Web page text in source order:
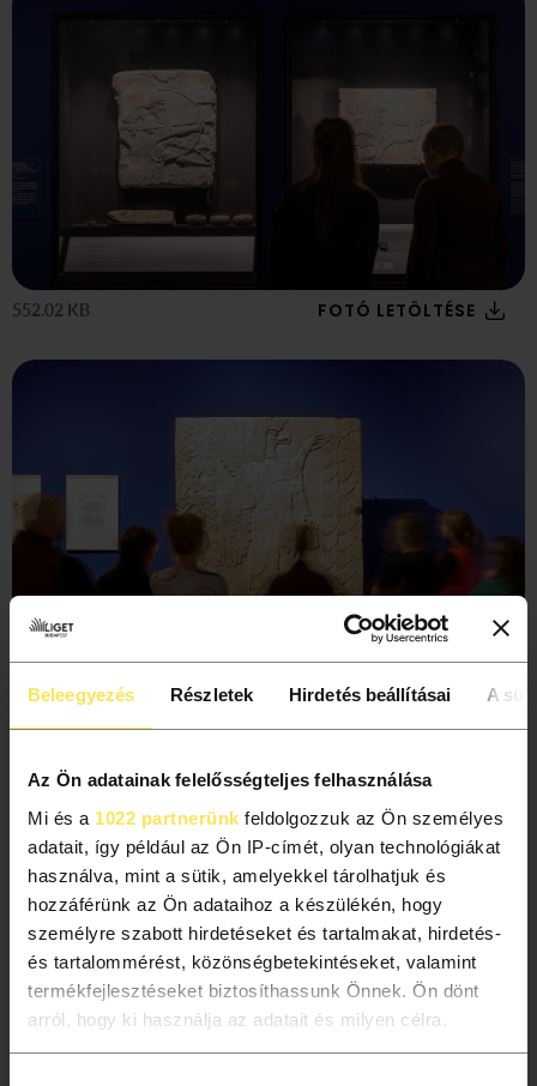
Beleegyezés Részletek Hirdetés beállításai A
Az Ön adatainak felelősségteljes felhasználása
Mi és a 1022 partnerünk feldolgozzuk az Ön személyes
adatait, így például az Ön IP-címét, olyan technológiákat
használva, mint a sütik, amelyekkel tárolhatjuk és
hozzáférünk az Ön adataihoz a készülékén, hogy
személyre szabott hirdetéseket és tartalmakat, hirdetés-
és tartalommérést, közönségbetekintéseket, valamint
termékfejlesztéseket biztosíthassunk Önnek. Ön dönt
arról, hogy ki használja az adatait és milyen célra.
552.02 KB FOTÓ LETÖLTÉSE
526.5 KB FOTÓ LETÖLTÉSE